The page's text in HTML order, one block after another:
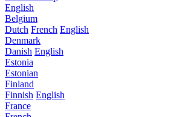
English
Belgium
Dutch French English
Denmark
Danish English
Estonia
Estonian
Finland
Finnish English
France